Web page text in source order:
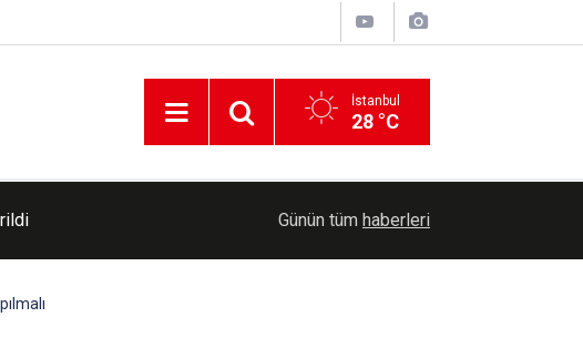
İstanbul
28 °C
döndü KKTC'de aşırı sıcak nedeniyle açık alanda
Günün tüm haberleri